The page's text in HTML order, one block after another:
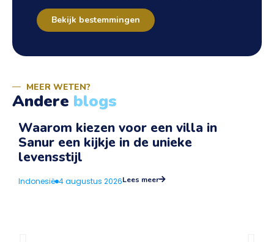
Bekijk bestemmingen
MEER WETEN?
Andere blogs
Waarom kiezen voor een villa in
Sanur een kijkje in de unieke
levensstijl
Indonesië 4 augustus 2026Lees meer